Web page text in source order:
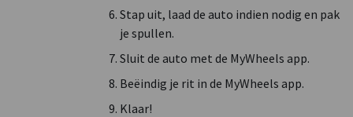
Stap uit, laad de auto indien nodig en pak
je spullen.
Sluit de auto met de MyWheels app.
Beëindig je rit in de MyWheels app.
Klaar!